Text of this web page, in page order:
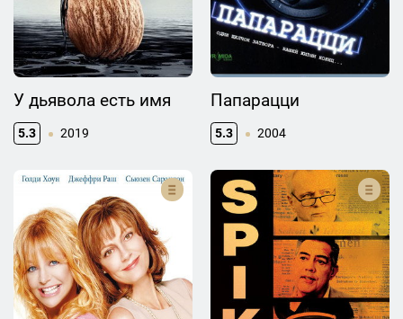
У дьявола есть имя
5.3 2019
Папарацци
5.3 2004